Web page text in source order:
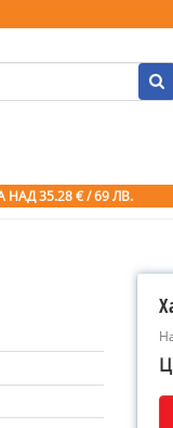
НАД 35.28 € / 69 ЛВ.